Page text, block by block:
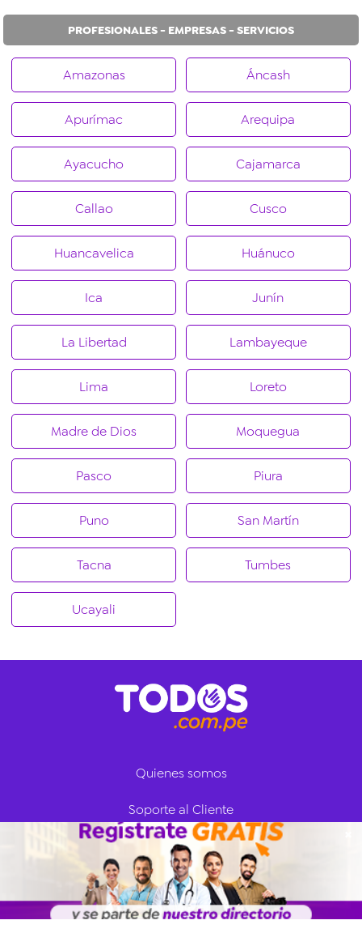
PROFESIONALES - EMPRESAS - SERVICIOS
Amazonas Áncash
Apurímac Arequipa
Ayacucho Cajamarca
Callao Cusco
Huancavelica Huánuco
Ica Junín
La Libertad Lambayeque
Lima Loreto
Madre de Dios Moquegua
Pasco Piura
Puno San Martín
Tacna Tumbes
Ucayali
Quienes somos
Soporte al Cliente
Iniciar Sesión
Regístrate ahora